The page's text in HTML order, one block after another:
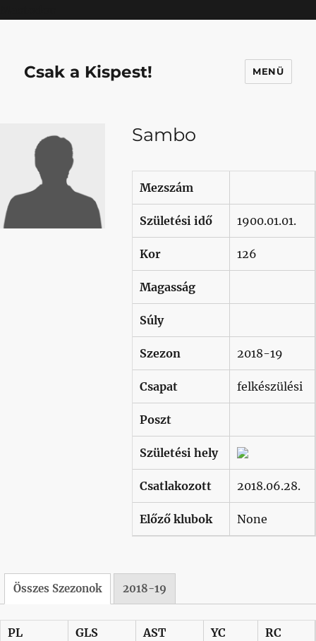
Csak a Kispest! MENÜ
Sambo
Mezszám
Születési idő 1900.01.01.
Kor 126
Magasság
Súly
Szezon 2018-19
Csapat felkészülési
Poszt
Születési hely
Csatlakozott 2018.06.28.
Előző klubok None
Összes Szezonok 2018-19
PL GLS AST YC
RC